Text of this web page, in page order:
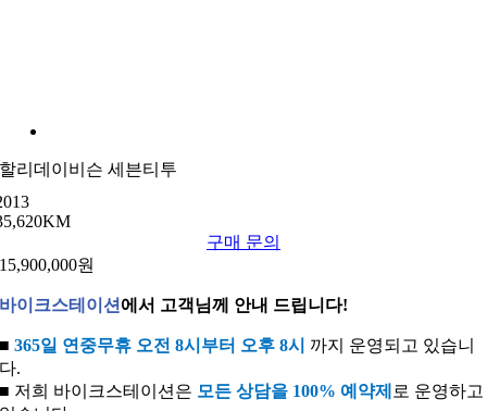
할리데이비슨 세븐티투
구매 문의
15,900,000원
바이크스테이션 에서 고객님께 안내 드립니다!
■365일 연중무휴 오전 8시부터 오후 8시
까지 운영되고 있습니
다.
■ 저희 바이크스테이션은 모든 상담을 100% 예약제 로 운영하고